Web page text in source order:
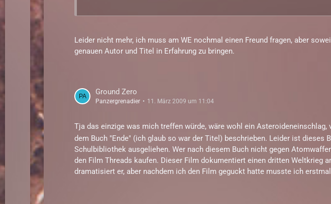
Leider nicht mehr, ich muss am WE nochmal einen Freund fragen, aber
genauen Autor und Titel in Erfahrung zu bringen.
Ground Zero
Panzergrenadier 11. März 2009 um 11:04
Tja das einzige was mich treffen würde, wäre wohl ein
dem Buch "Ende" (ich glaub so war der Titel) beschrieben. Leider ist dieses
Schulbibliothek ausgeliehen. Wer nach diesem Buch nicht gegen
den Film Threads kaufen. Dieser Film dokumentiert einen dritten Weltkrieg
dramatisiert er, aber nachdem ich den Film geguckt hatte musste ich